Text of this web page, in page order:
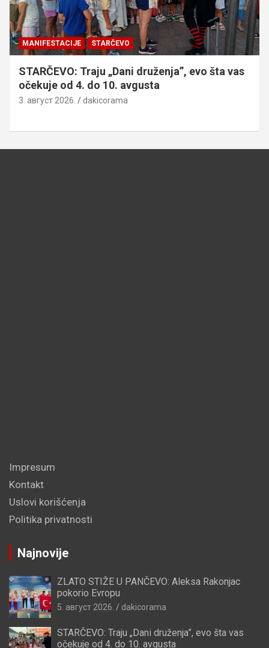
MANIFESTACIJE STARČEVO
STARČEVO: Traju „Dani druženja”, evo šta vas
očekuje od 4. do 10. avgusta
3. август 2026. dakicorama
Impresum
Kontakt
Uslovi korišćenja
Politika privatnosti
Najnovije
ZLATO STIŽE U PANČEVO: Aleksa Rakonjac
pokorio Evropu
5. август 2026. dakicorama
STARČEVO: Traju „Dani druženja”, evo šta vas
očekuje od 4. do 10. avgusta